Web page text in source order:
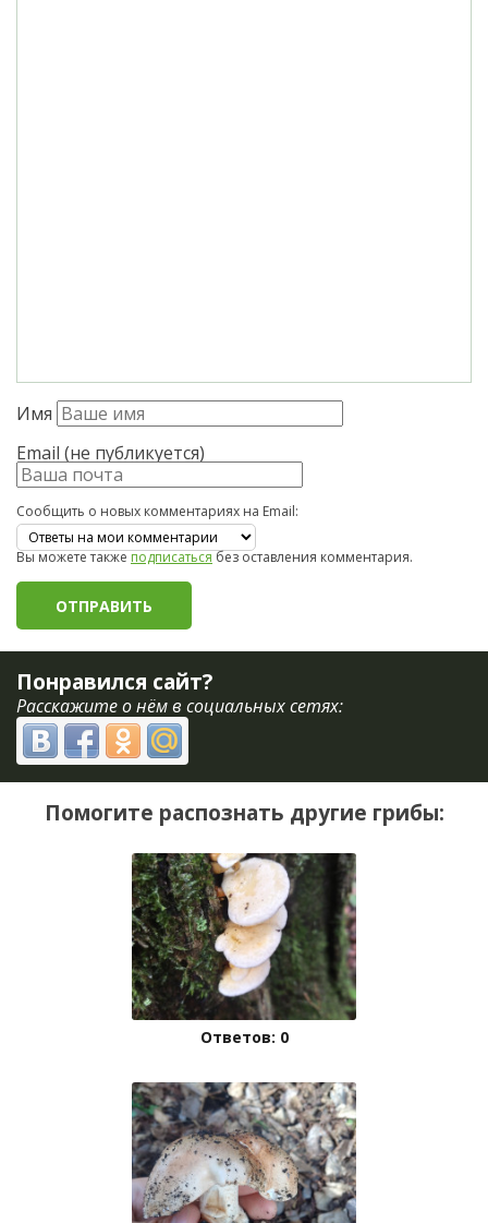
Имя
Email (не публикуется)
Сообщить о новых комментариях на Email:
Вы можете такжеподписатьсябез оставления комментария.
Понравился сайт?
Расскажите о нём в социальных сетях:
Помогите распознать другие грибы:
Ответов: 0